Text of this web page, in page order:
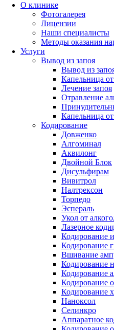
О клинике
Фотогалерея
Лицензии
Наши специалисты
Методы оказания
Услуги
Вывод из запоя
Вывод из
Капельница от
Лечение запоя
Отравление
Капельница
Кодирование
Довженко
Алгоминал
Аквилонг
Двойной Блок
Дисульфирам
Вивитрол
Налтрексон
Торпедо
Эспераль
Укол от
Лазерное
Кодирование
Кодирование
Вшивание
Кодирование
Кодирование
Кодирование
Кодирование
Наноксол
Селинкро
Аппаратное